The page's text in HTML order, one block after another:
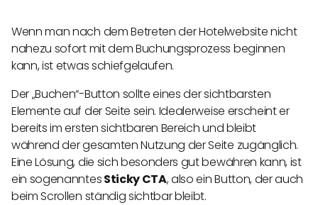
Wenn man nach dem Betreten der Hotelwebsite nicht
nahezu sofort mit dem Buchungsprozess beginnen
kann, ist etwas schiefgelaufen.
Der „Buchen“-Button sollte eines der sichtbarsten
Elemente auf der Seite sein. Idealerweise erscheint er
bereits im ersten sichtbaren Bereich und bleibt
während der gesamten Nutzung der Seite zugänglich.
Eine Lösung, die sich besonders gut bewähren kann, ist
ein sogenanntesSticky CTA, also ein Button, der auch
beim Scrollen ständig sichtbar bleibt.